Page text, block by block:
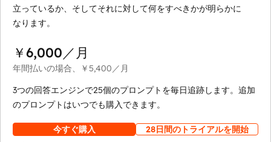
立っているか、そしてそれに対して何をすべきかが明らかに
なります。
￥6,000／月
年間払いの場合、 ￥5,400／月
3つの回答エンジンで25個のプロンプトを毎日追跡します。追加
のプロンプトはいつでも購入できます。
今すぐ購入
28日間のトライアルを開始